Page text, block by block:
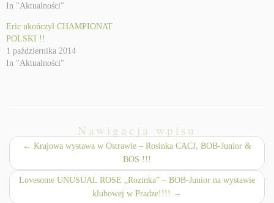
In "Aktualności"
Eric ukończył CHAMPIONAT
POLSKI !!
1 października 2014
In "Aktualności"
Nawigacja wpisu
← Krajowa wystawa w Ostrawie – Rosinka CACJ, BOB-Junior &
BOS !!!
Lovesome UNUSUAL ROSE „Rozinka” – BOB-Junior na wystawie
klubowej w Pradze!!!! →